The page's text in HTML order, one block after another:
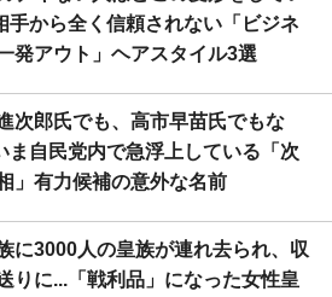
手から全く信頼されない「ビジネ
発アウト」ヘアスタイル3選
次郎氏でも、高市早苗氏でもな
ま自民党内で急浮上している「次
」有力候補の意外な名前
に3000人の皇族が連れ去られ、収
りに...「戦利品」になった女性皇